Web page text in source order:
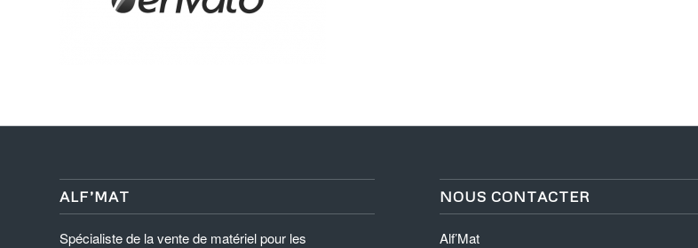
ALF’MAT
Spécialiste de la vente de matériel pour les
NOUS CONTACTER
Alf’Mat